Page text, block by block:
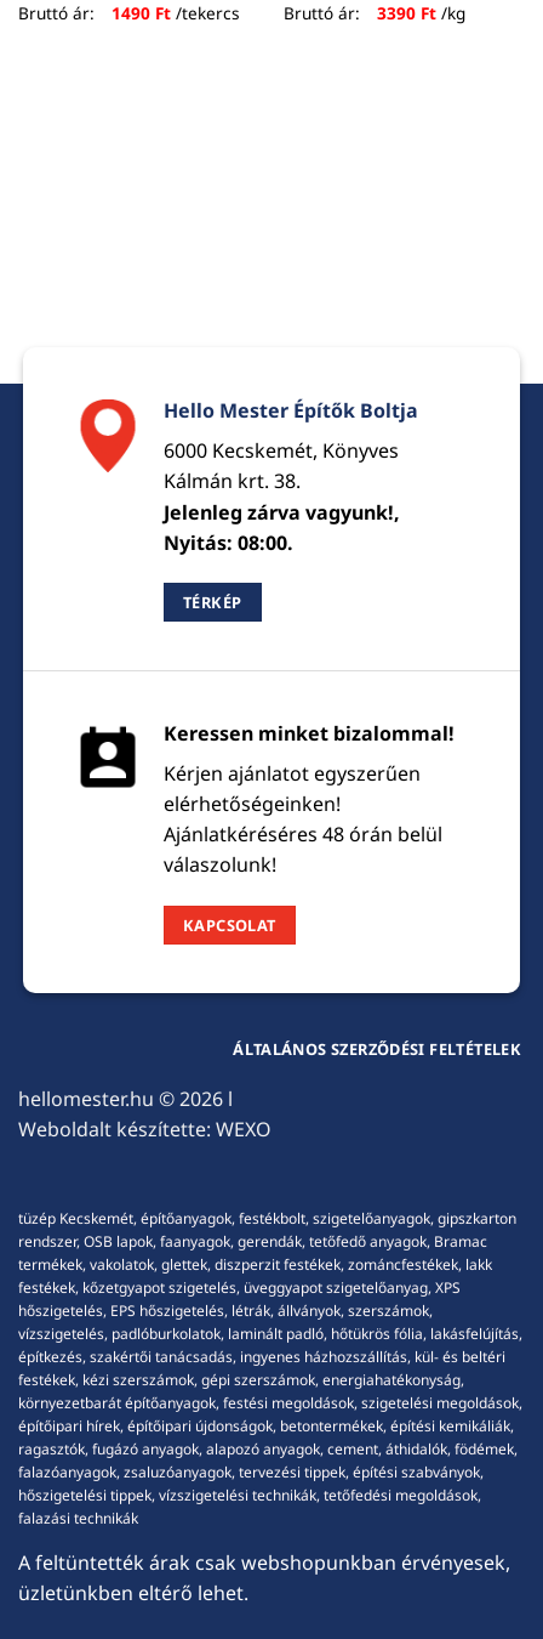
Bruttó ár:
1490 Ft/tekercs
Bruttó ár:
3390 Ft/kg
Hello Mester Építők Boltja
6000 Kecskemét, Könyves
Kálmán krt. 38.
Jelenleg zárva vagyunk!,
Nyitás: 08:00.
TÉRKÉP
Keressen minket bizalommal!
Kérjen ajánlatot egyszerűen
elérhetőségeinken!
Ajánlatkéréséres 48 órán belül
válaszolunk!
KAPCSOLAT
hellomester.hu © 2026 l
Weboldalt készítette: WEXO
ÁLTALÁNOS SZERZŐDÉSI FELTÉTELEK
tüzép Kecskemét, építőanyagok, festékbolt, szigetelőanyagok, gipszkarton
rendszer, OSB lapok, faanyagok, gerendák, tetőfedő anyagok, Bramac
termékek, vakolatok, glettek, diszperzit festékek, zománcfestékek, lakk
festékek, kőzetgyapot szigetelés, üveggyapot szigetelőanyag, XPS
hőszigetelés, EPS hőszigetelés, létrák, állványok, szerszámok,
vízszigetelés, padlóburkolatok, laminált padló, hőtükrös fólia, lakásfelújítás,
építkezés, szakértői tanácsadás, ingyenes házhozszállítás, kül- és beltéri
festékek, kézi szerszámok, gépi szerszámok, energiahatékonyság,
környezetbarát építőanyagok, festési megoldások, szigetelési megoldások,
építőipari hírek, építőipari újdonságok, betontermékek, építési kemikáliák,
ragasztók, fugázó anyagok, alapozó anyagok, cement, áthidalók, födémek,
falazóanyagok, zsaluzóanyagok, tervezési tippek, építési szabványok,
hőszigetelési tippek, vízszigetelési technikák, tetőfedési megoldások,
falazási technikák
A feltüntették árak csak webshopunkban érvényesek,
üzletünkben eltérő lehet.